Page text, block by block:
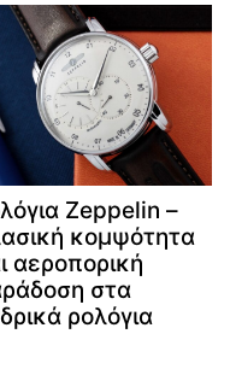
Zeppelin –
κομψότητα
αεροπορική
στα
ρολόγια